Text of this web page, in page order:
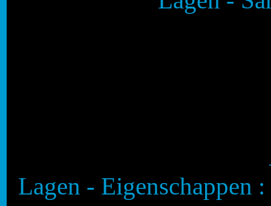
Lagen - Eigenschappen